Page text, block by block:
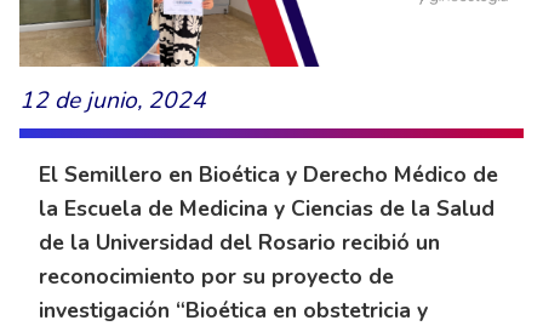
12 de junio, 2024
El Semillero en Bioética y Derecho Médico de
la Escuela de Medicina y Ciencias de la Salud
de la Universidad del Rosario recibió un
reconocimiento por su proyecto de
investigación “Bioética en obstetricia y